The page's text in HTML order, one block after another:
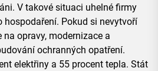
V takové situaci uhelné firmy
hospodaření. Pokud si nevytvoří
opravy, modernizace a
ochranných opatření.
elektřiny a 55 procent tepla. Stát